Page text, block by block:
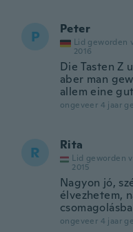
P Peter
Lid geworden
2016
Die Tasten Z
aber man
allem eine
ongeveer 4 jaar
R Rita
Lid geworden
2015
Nagyon jó,
élvezhetem,
ongeveer 4 jaar